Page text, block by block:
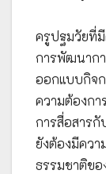
ครูปฐมวัยที่
การพัฒนากา
ออกแบบกิจก
ความต้องกา
การสื่อสาร
ยังต้องมีควา
ธรรมชาติขอ